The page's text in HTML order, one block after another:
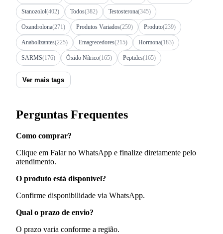
Stanozolol(402) Todos(382) Testosterona(345)
Oxandrolona(271) Produtos Variados(259) Produto(239)
Anabolizantes(225) Emagrecedores(215) Hormona(183)
SARMS(176) Óxido Nítrico(165) Peptides(165)
Ver mais tags
Perguntas Frequentes
Como comprar?
Clique em Falar no WhatsApp e finalize diretamente pelo
atendimento.
O produto está disponível?
Confirme disponibilidade via WhatsApp.
Qual o prazo de envio?
O prazo varia conforme a região.